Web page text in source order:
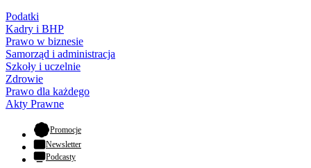
Podatki
Kadry i BHP
Prawo w biznesie
Samorząd i administracja
Szkoły i uczelnie
Zdrowie
Prawo dla każdego
Akty Prawne
Promocje- otwiera się w nowej karcie
Newsletter
Podcasty